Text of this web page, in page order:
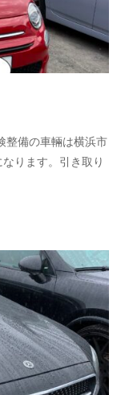
整備の車輛は横浜市
ります。引き取り